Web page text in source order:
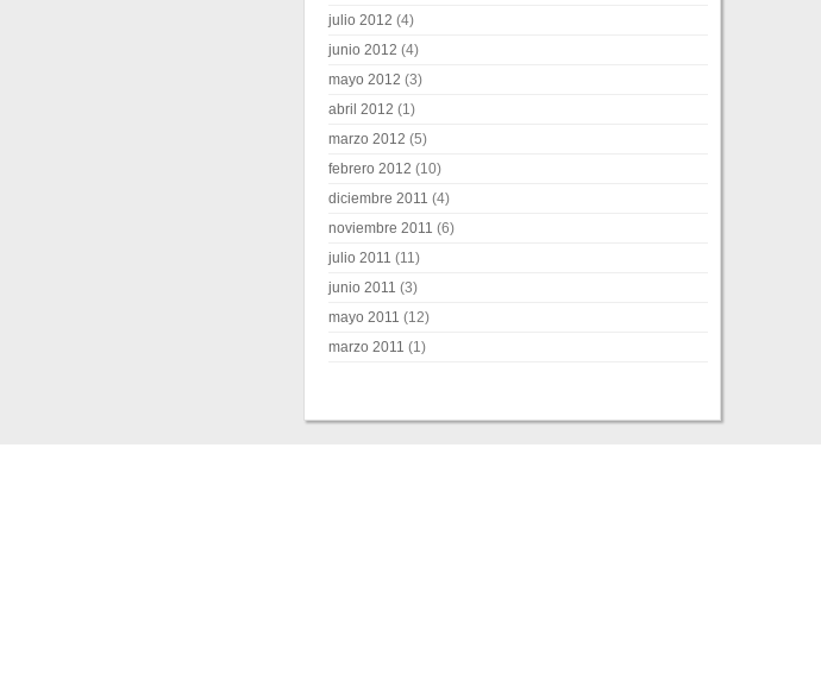
julio 2012 (4)
junio 2012 (4)
mayo 2012 (3)
abril 2012 (1)
marzo 2012 (5)
febrero 2012 (10)
diciembre 2011 (4)
noviembre 2011 (6)
julio 2011 (11)
junio 2011 (3)
mayo 2011 (12)
marzo 2011 (1)